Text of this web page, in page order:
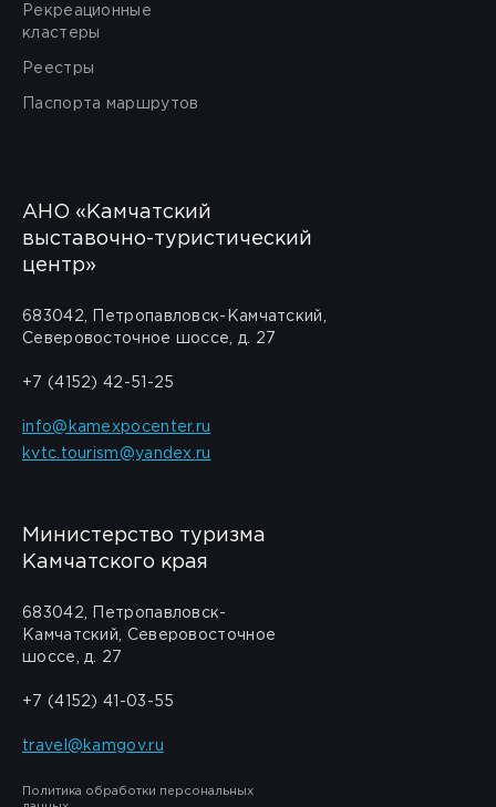
Рекреационные
кластеры
Реестры
Паспорта маршрутов
АНО «Камчатский
выставочно-туристический
центр»
683042, Петропавловск-Камчатский,
Северовосточное шоссе, д. 27
+7 (4152) 42-51-25
info@kamexpocenter.ru
kvtc.tourism@yandex.ru
Министерство туризма
Камчатского края
683042, Петропавловск-
Камчатский, Северовосточное
шоссе, д. 27
+7 (4152) 41-03-55
travel@kamgov.ru
Политика обработки персональных